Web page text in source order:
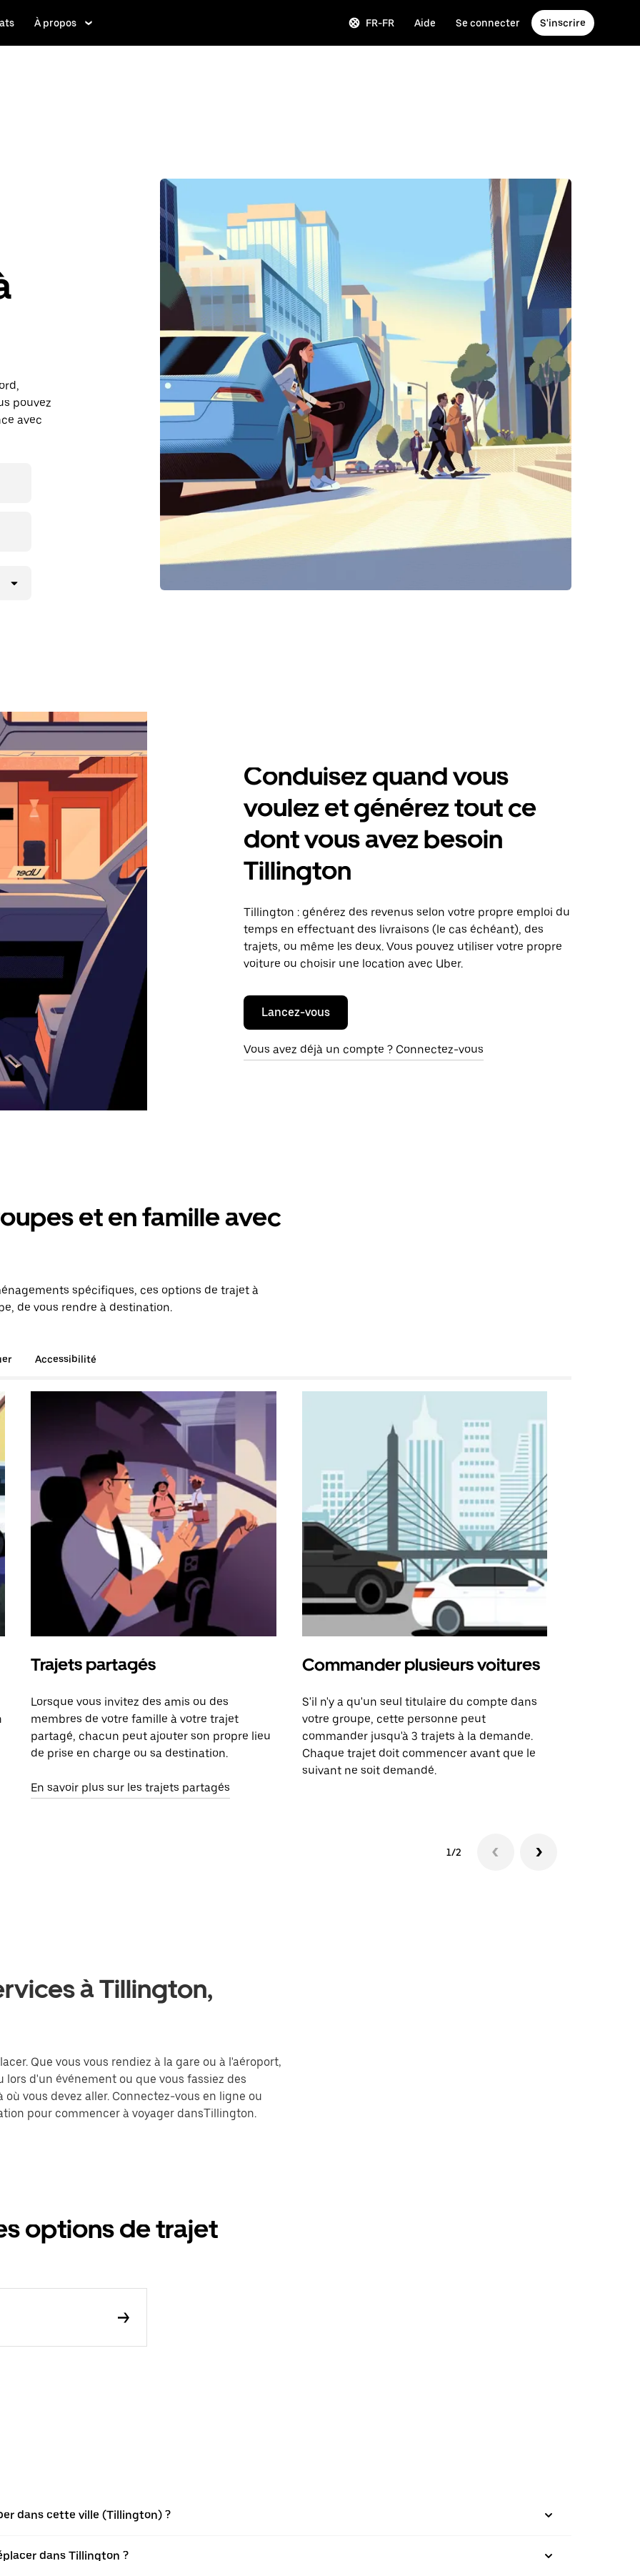
À propos FR-FR Aide Se connecter S'inscrire
pouvez
avec
Conduisez quand vous
voulez et générez tout ce
dont vous avez besoin
Tillington
Tillington : générez des revenus selon votre propre emploi du
temps en effectuant des livraisons (le cas échéant), des
trajets, ou même les deux. Vous pouvez utiliser votre propre
voiture ou choisir une location avec Uber.
Lancez-vous
Vous avez déjà un compte ? Connectez-vous
et en famille avec
spécifiques, ces options de trajet à
de vous rendre à destination.
Accessibilité
Trajets partagés
Lorsque vous invitez des amis ou des
membres de votre famille à votre trajet
partagé, chacun peut ajouter son propre lieu
de prise en charge ou sa destination.
En savoir plus sur les trajets partagés
Commander plusieurs voitures
S'il n'y a qu'un seul titulaire du compte dans
votre groupe, cette personne peut
commander jusqu'à 3 trajets à la demande.
Chaque trajet doit commencer avant que le
suivant ne soit demandé.
1/2
à Tillington,
Que vous vous rendiez à la gare ou à l'aéroport,
d'un événement ou que vous fassiez des
vous devez aller. Connectez-vous en ligne ou
pour commencer à voyager dansTillington.
options de trajet
dans cette ville (Tillington) ?
dans Tillington ?